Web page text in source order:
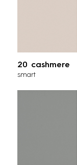
20 cashmere
smart